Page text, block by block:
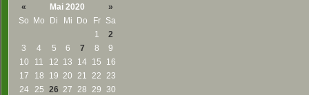
« Mai 2020
»
So Mo Di Mi Do Fr
Sa
1
2
3
4 5 6 7 8
9
10
11 12 13 14 15
16
17
18 19 20 21 22 23
24
25 26 27 28 29 30